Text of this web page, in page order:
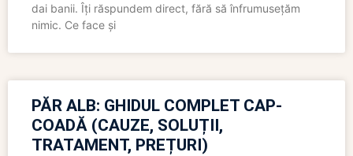
dai banii. Îți răspundem direct, fără să înfrumusețăm
nimic. Ce face și
PĂR ALB: GHIDUL COMPLET CAP-
COADĂ (CAUZE, SOLUȚII,
TRATAMENT, PREȚURI)